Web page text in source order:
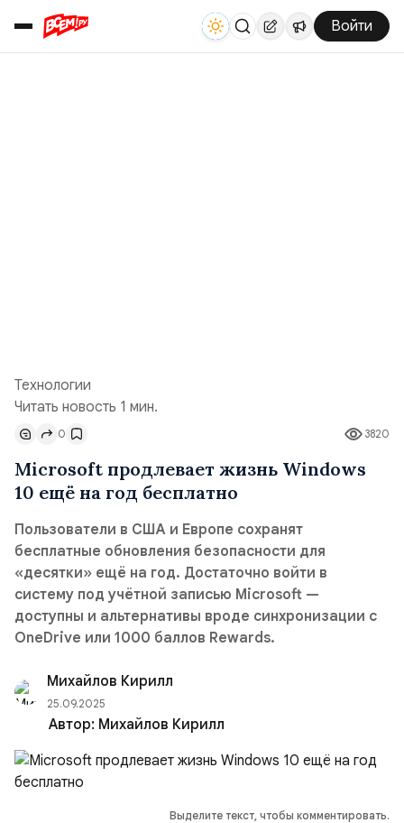
Войти
Технологии
Читать новость 1 мин.
3820
0
Microsoft продлевает жизнь Windows
10 ещё на год бесплатно
Пользователи в США и Европе сохранят
бесплатные обновления безопасности для
«десятки» ещё на год. Достаточно войти в
систему под учётной записью Microsoft —
доступны и альтернативы вроде синхронизации с
OneDrive или 1000 баллов Rewards.
Михайлов Кирилл
25.09.2025
Автор: Михайлов Кирилл
Выделите текст, чтобы комментировать.